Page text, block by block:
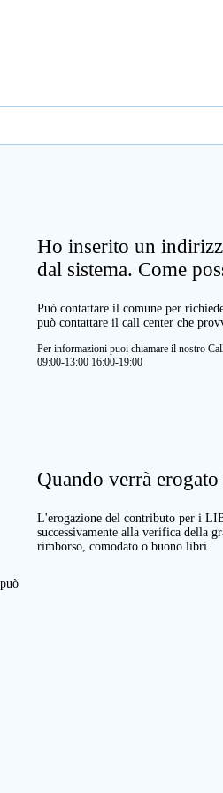
Ho inserito un
dal sistema. Come
Può contattare il comune per
può contattare il call center che
Per informazioni puoi chiamare il nostro
09:00-13:00 16:00-19:00
Quando verrà
L'erogazione del contributo per i
successivamente alla verifica della
rimborso, comodato o buono libri.